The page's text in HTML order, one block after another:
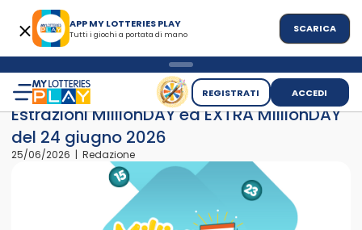
APP MY LOTTERIES PLAY
Tutti i giochi a portata di mano SCARICA
REGISTRATI ACCEDI
Home>News> Estrazioni MillionDAY ed EXTRA MillionDAY
Estrazioni MillionDAY ed EXTRA MillionDAY
del 24 giugno 2026
25/06/2026 | Redazione